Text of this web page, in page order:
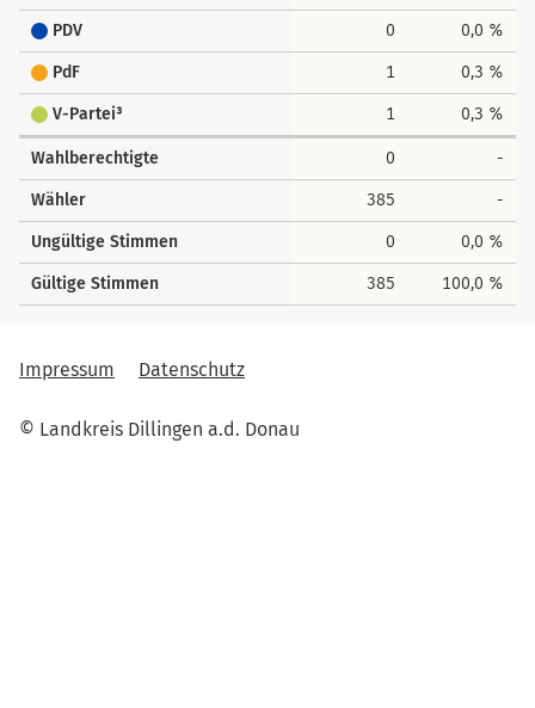
PDV 0 0,0 %
PdF 1 0,3 %
V-Partei³ 1 0,3 %
Wahlberechtigte 0 -
Wähler 385 -
Ungültige Stimmen 0 0,0 %
Gültige Stimmen 385 100,0 %
Impressum Datenschutz
© Landkreis Dillingen a.d. Donau